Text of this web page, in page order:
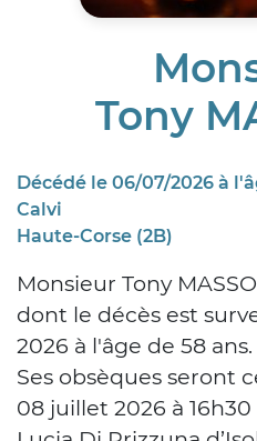
Tony
Décédé le 06/07/2026 à
Calvi
Haute-Corse (2B)
Monsieur Tony
dont le décès est
2026 à l'âge de 58 ans.
Ses obsèques seront
08 juillet 2026 à